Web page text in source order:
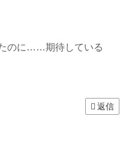
のに……期待している
返信